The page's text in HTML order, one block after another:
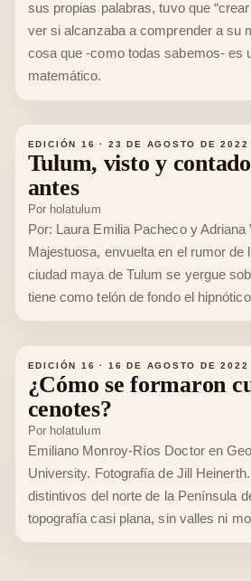
sus propias palabras, tuvo que
ver si alcanzaba a comprender a su
cosa que -como todas sabemos- es
matemático.
EDICIÓN 16 · 23 DE AGOSTO DE 2022
Tulum, visto y
antes
Por holatulum
Por: Laura Emilia Pacheco y
Majestuosa, envuelta en el rumor de
ciudad maya de Tulum se yergue
tiene como telón de fondo el
EDICIÓN 16 · 16 DE AGOSTO DE 2022
¿Cómo se formaron
cenotes?
Por holatulum
Emiliano Monroy-Ríos Doctor en
University. Fotografía de Jill
distintivos del norte de la Península
topografía casi plana, sin valles ni